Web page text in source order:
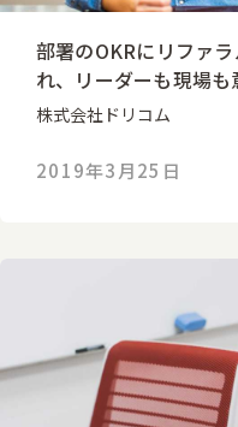
部署のOKRにリファ
れ、リーダーも現場も
株式会社ドリコム
2019年3月25日